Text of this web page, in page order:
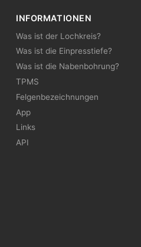
INFORMATIONEN
Was ist der Lochkreis?
Was ist die Einpresstiefe?
Was ist die Nabenbohrung?
TPMS
Felgenbezeichnungen
App
Links
API